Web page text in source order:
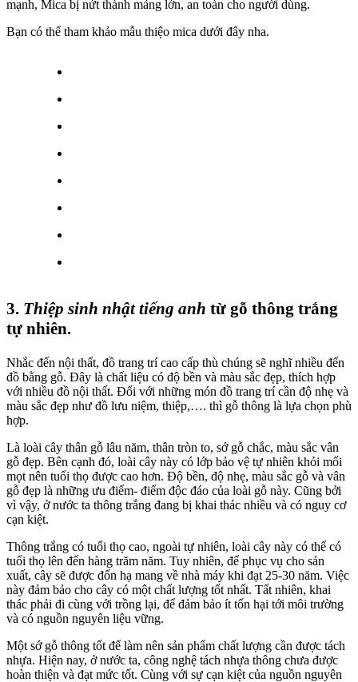
mạnh, Mica bị nứt thành mảng lớn, an toàn cho người dùng.
Bạn có thể tham khảo mẫu thiệo mica dưới đây nha.
3. Thiệp sinh nhật tiếng anh từ gỗ thông trắng
tự nhiên.
Nhắc đến nội thất, đồ trang trí cao cấp thù chúng sẽ nghĩ nhiều đến
đồ bằng gỗ. Đây là chất liệu có độ bền và màu sắc đẹp, thích hợp
với nhiều đồ nội thất. Đối với những món đồ trang trí cần độ nhẹ và
màu sắc đẹp như đồ lưu niệm, thiệp,…. thì gỗ thông là lựa chọn phù
hợp.
Là loài cây thân gỗ lâu năm, thân tròn to, sớ gỗ chắc, màu sắc vân
gỗ đẹp. Bên cạnh đó, loài cây này có lớp bảo vệ tự nhiên khỏi mối
mọt nên tuổi thọ được cao hơn. Độ bền, độ nhẹ, màu sắc gỗ và vân
gỗ đẹp là những ưu điểm- điểm độc đáo của loài gỗ này. Cũng bởi
vì vậy, ở nước ta thông trắng đang bị khai thác nhiều và có nguy cơ
cạn kiệt.
Thông trắng có tuổi thọ cao, ngoài tự nhiên, loài cây này có thể có
tuổi thọ lên đến hàng trăm năm. Tuy nhiên, để phục vụ cho sản
xuất, cây sẽ được đốn hạ mang về nhà máy khi đạt 25-30 năm. Việc
này đảm bảo cho cây có một chất lượng tốt nhất. Tất nhiên, khai
thác phải đi cùng với trồng lại, để đảm bảo ít tổn hại tới môi trường
và có nguồn nguyên liệu vững.
Một sớ gỗ thông tốt để làm nên sản phẩm chất lượng cần được tách
nhựa. Hiện nay, ở nước ta, công nghệ tách nhựa thông chưa được
hoàn thiện và đạt mức tốt. Cùng với sự cạn kiệt của nguồn nguyên